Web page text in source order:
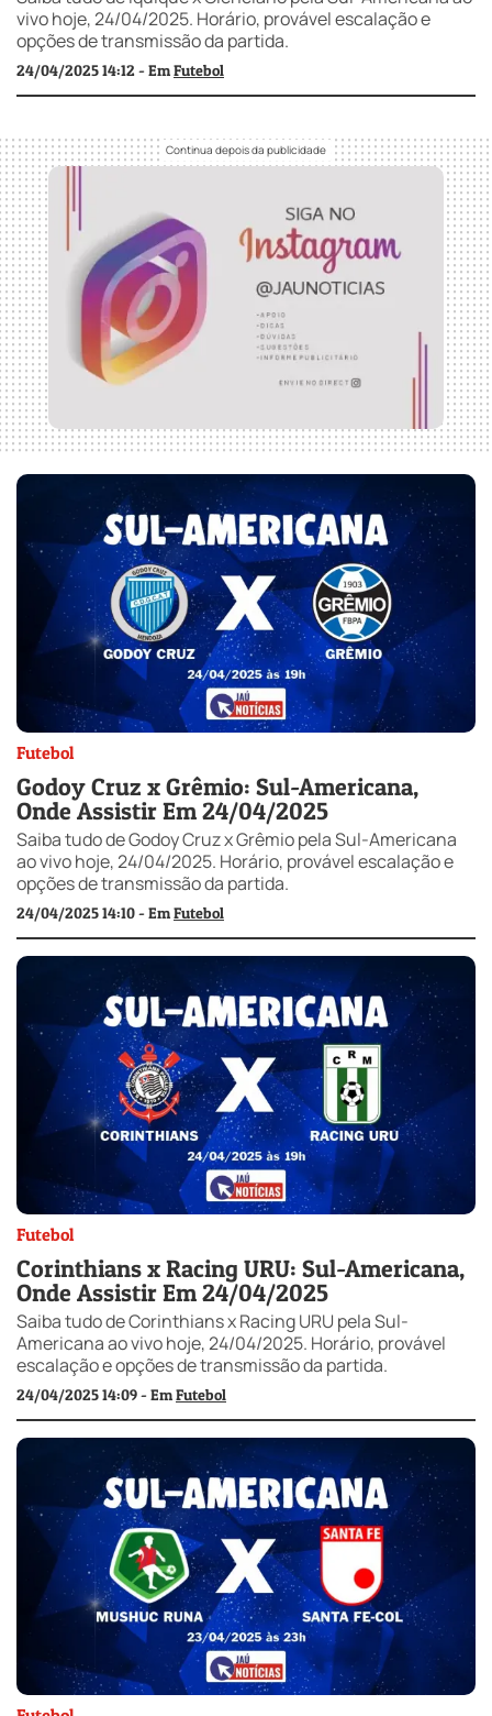
vivo hoje, 24/04/2025. Horário, provável escalação e
opções de transmissão da partida.
24/04/2025 14:12 - EmFutebol
Futebol
Godoy Cruz x Grêmio: Sul-Americana,
Onde Assistir Em 24/04/2025
Saiba tudo de Godoy Cruz x Grêmio pela Sul-Americana
ao vivo hoje, 24/04/2025. Horário, provável escalação e
opções de transmissão da partida.
24/04/2025 14:10 - EmFutebol
Futebol
Corinthians x Racing URU: Sul-Americana,
Onde Assistir Em 24/04/2025
Saiba tudo de Corinthians x Racing URU pela Sul-
Americana ao vivo hoje, 24/04/2025. Horário, provável
escalação e opções de transmissão da partida.
24/04/2025 14:09 - EmFutebol